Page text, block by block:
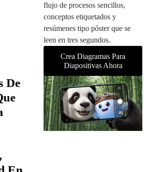
flujo de procesos sencillos,
conceptos etiquetados y
resúmenes tipo póster que se
leen en tres segundos.
Crea Diagramas Para
Diapositivas Ahora
De